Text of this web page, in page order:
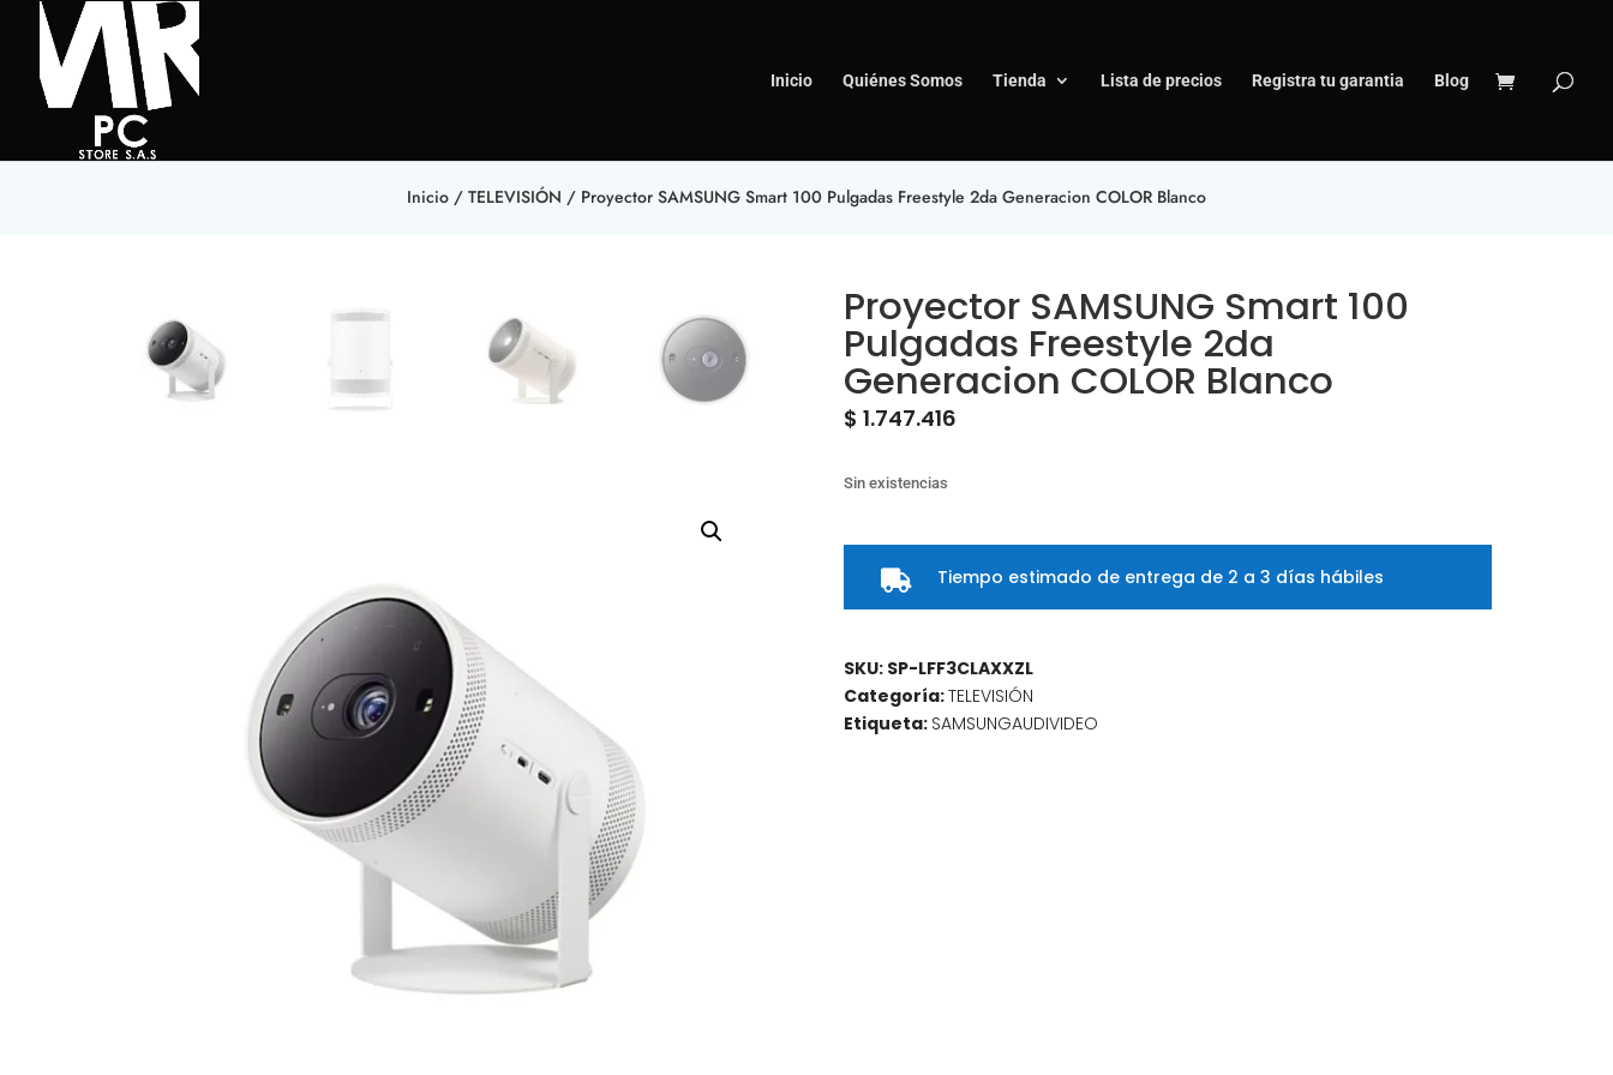
Inicio Quiénes Somos Tienda Lista de precios Registra tu garantia Blog
Inicio / TELEVISIÓN / Proyector SAMSUNG Smart 100 Pulgadas Freestyle 2da Generacion COLOR Blanco
Proyector SAMSUNG Smart 100
Pulgadas Freestyle 2da
Generacion COLOR Blanco
$ 1.747.416
Sin existencias
 Tiempo estimado de entrega de 2 a 3 días hábiles
SKU: SP-LFF3CLAXXZL
Categoría:TELEVISIÓN
Etiqueta: SAMSUNGAUDIVIDEO